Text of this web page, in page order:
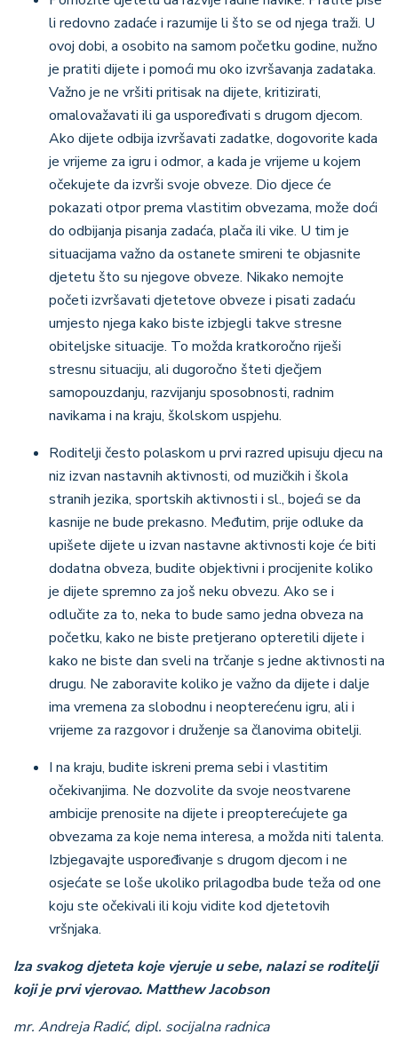
li redovno zadaće i razumije li što se od njega traži. U
ovoj dobi, a osobito na samom početku godine, nužno
je pratiti dijete i pomoći mu oko izvršavanja zadataka.
Važno je ne vršiti pritisak na dijete, kritizirati,
omalovažavati ili ga uspoređivati s drugom djecom.
Ako dijete odbija izvršavati zadatke, dogovorite kada
je vrijeme za igru i odmor, a kada je vrijeme u kojem
očekujete da izvrši svoje obveze. Dio djece će
pokazati otpor prema vlastitim obvezama, može doći
do odbijanja pisanja zadaća, plača ili vike. U tim je
situacijama važno da ostanete smireni te objasnite
djetetu što su njegove obveze. Nikako nemojte
početi izvršavati djetetove obveze i pisati zadaću
umjesto njega kako biste izbjegli takve stresne
obiteljske situacije. To možda kratkoročno riješi
stresnu situaciju, ali dugoročno šteti dječjem
samopouzdanju, razvijanju sposobnosti, radnim
navikama i na kraju, školskom uspjehu.
Roditelji često polaskom u prvi razred upisuju djecu na
niz izvan nastavnih aktivnosti, od muzičkih i škola
stranih jezika, sportskih aktivnosti i sl., bojeći se da
kasnije ne bude prekasno. Međutim, prije odluke da
upišete dijete u izvan nastavne aktivnosti koje će biti
dodatna obveza, budite objektivni i procijenite koliko
je dijete spremno za još neku obvezu. Ako se i
odlučite za to, neka to bude samo jedna obveza na
početku, kako ne biste pretjerano opteretili dijete i
kako ne biste dan sveli na trčanje s jedne aktivnosti na
drugu. Ne zaboravite koliko je važno da dijete i dalje
ima vremena za slobodnu i neopterećenu igru, ali i
vrijeme za razgovor i druženje sa članovima obitelji.
I na kraju, budite iskreni prema sebi i vlastitim
očekivanjima. Ne dozvolite da svoje neostvarene
ambicije prenosite na dijete i preopterećujete ga
obvezama za koje nema interesa, a možda niti talenta.
Izbjegavajte uspoređivanje s drugom djecom i ne
osjećate se loše ukoliko prilagodba bude teža od one
koju ste očekivali ili koju vidite kod djetetovih
vršnjaka.
Iza svakog djeteta koje vjeruje u sebe, nalazi se roditelji
koji je prvi vjerovao. Matthew Jacobson
mr. Andreja Radić, dipl. socijalna radnica